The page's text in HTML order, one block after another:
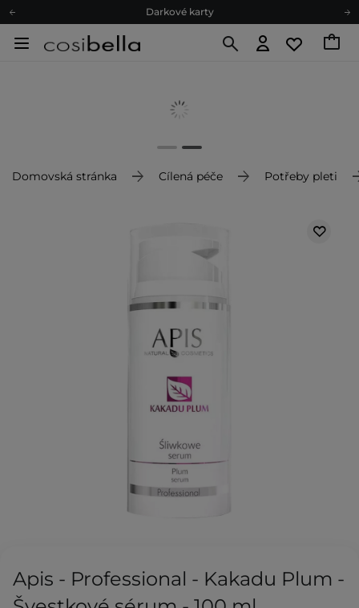
Darkové karty
Darkové karty
Domovská stránka Cílená péče Potřeby pleti
Apis - Professional - Kakadu Plum -